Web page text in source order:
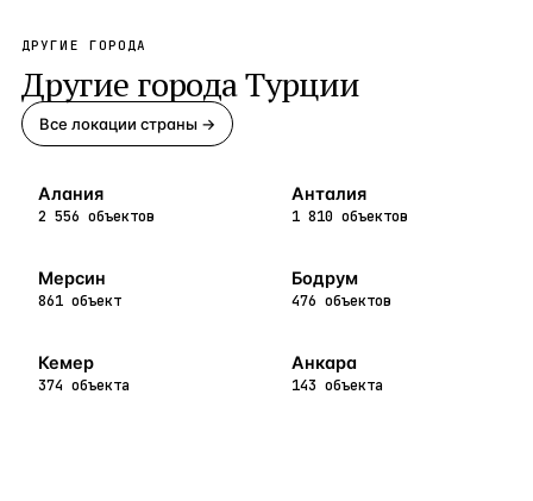
ДРУГИЕ ГОРОДА
Другие городаТурции
Все локации страны →
Алания
2 556 объектов
Анталия
1 810 объектов
Мерсин
861 объект
Бодрум
476 объектов
Кемер
374 объекта
Анкара
143 объекта